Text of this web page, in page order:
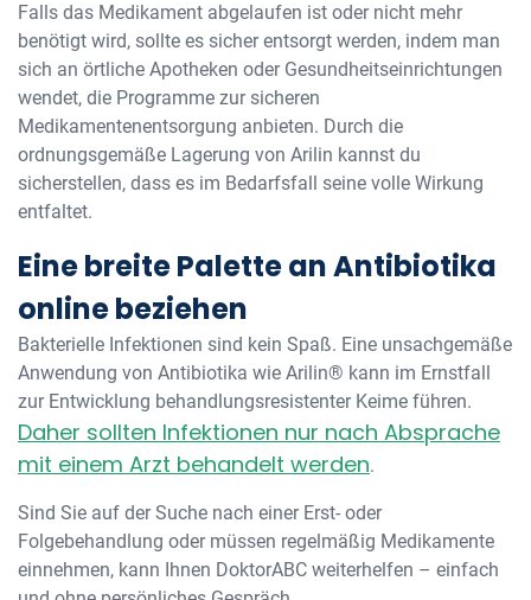
Falls das Medikament abgelaufen ist oder nicht mehr
benötigt wird, sollte es sicher entsorgt werden, indem man
sich an örtliche Apotheken oder Gesundheitseinrichtungen
wendet, die Programme zur sicheren
Medikamentenentsorgung anbieten. Durch die
ordnungsgemäße Lagerung von Arilin kannst du
sicherstellen, dass es im Bedarfsfall seine volle Wirkung
entfaltet.
Eine breite Palette an Antibiotika
online beziehen
Bakterielle Infektionen sind kein Spaß. Eine unsachgemäße
Anwendung von Antibiotika wie Arilin® kann im Ernstfall
zur Entwicklung behandlungsresistenter Keime führen.
Daher sollten Infektionen nur nach Absprache
mit einem Arzt behandelt werden.
Sind Sie auf der Suche nach einer Erst- oder
Folgebehandlung oder müssen regelmäßig Medikamente
einnehmen, kann Ihnen DoktorABC weiterhelfen – einfach